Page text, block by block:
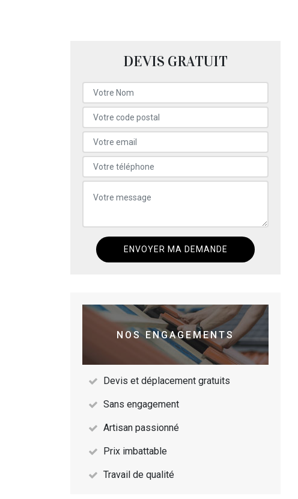
DEVIS GRATUIT
NOS ENGAGEMENTS
Devis et déplacement gratuits
Sans engagement
Artisan passionné
Prix imbattable
Travail de qualité